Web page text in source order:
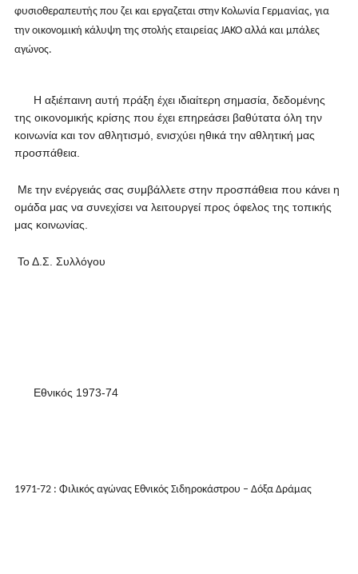
φυσιοθεραπευτής που ζει και εργαζεται στην Κολωνία Γερμανίας, για
την οικονομική κάλυψη της στολής εταιρείας JAKO αλλά και μπάλες
αγώνος.
Η αξιέπαινη αυτή πράξη έχει ιδιαίτερη σημασία, δεδομένης
της οικονομικής κρίσης που έχει επηρεάσει βαθύτατα όλη την
κοινωνία και τον αθλητισμό, ενισχύει ηθικά την αθλητική μας
προσπάθεια.
Με την ενέργειάς σας συμβάλλετε στην προσπάθεια που κάνει η
ομάδα μας να συνεχίσει να λειτουργεί προς όφελος της τοπικής
μας κοινωνίας.
Το Δ.Σ. Συλλόγου
Εθνικός 1973-74
1971-72 : Φιλικός αγώνας Εθνικός Σιδηροκάστρου – Δόξα Δράμας